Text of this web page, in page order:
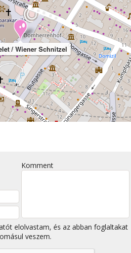
/ Wiener Schnitzel
Komment
elolvastam, és az abban foglaltakat
veszem.